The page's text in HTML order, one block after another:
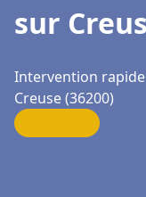
sur
Intervention
Creuse (36200)